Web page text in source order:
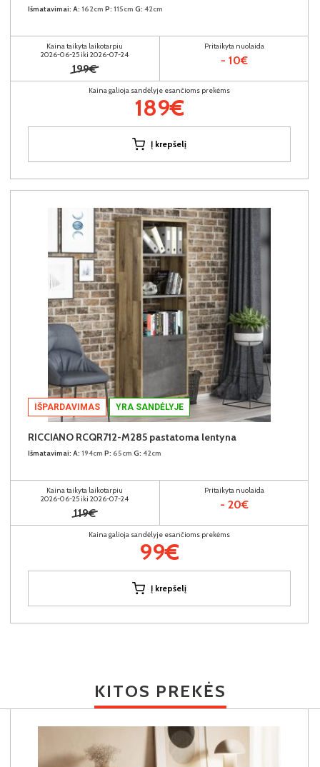
Išmatavimai: A: 162cm P: 115cm G: 42cm
Kaina taikyta laikotarpiu
2026-06-25 iki 2026-07-24
199€
Pritaikyta nuolaida
- 10€
Kaina galioja sandėlyje esančioms prekėms
189€
Į krepšelį
IŠPARDAVIMAS YRA SANDĖLYJE
RICCIANO RCQR712-M285 pastatoma lentyna
Išmatavimai: A: 194cm P: 65cm G: 42cm
Kaina taikyta laikotarpiu
2026-06-25 iki 2026-07-24
119€
Pritaikyta nuolaida
- 20€
Kaina galioja sandėlyje esančioms prekėms
99€
Į krepšelį
KITOS PREKĖS